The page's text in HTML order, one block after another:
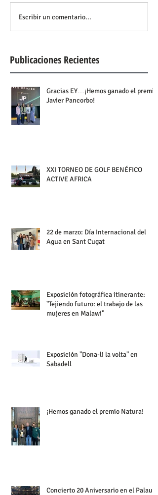
Escribir un comentario...
Publicaciones Recientes
Gracias EY…¡Hemos ganado el premio
Javier Pancorbo!
XXI TORNEO DE GOLF BENÉFICO
ACTIVE AFRICA
22 de marzo: Día Internacional del
Agua en Sant Cugat
Exposición fotográfica itinerante:
"Tejiendo futuro: el trabajo de las
mujeres en Malawi"
Exposición "Dona-li la volta" en
Sabadell
¡Hemos ganado el premio Natura!
Concierto 20 Aniversario en el Palau